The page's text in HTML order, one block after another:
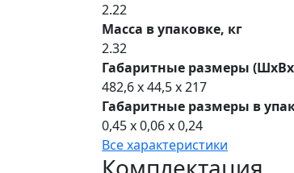
2.22
Масса в упаковке, кг
2.32
Габаритные размеры
482,6 x 44,5 x 217
Габаритные размеры в
0,45 x 0,06 x 0,24
Все характеристики